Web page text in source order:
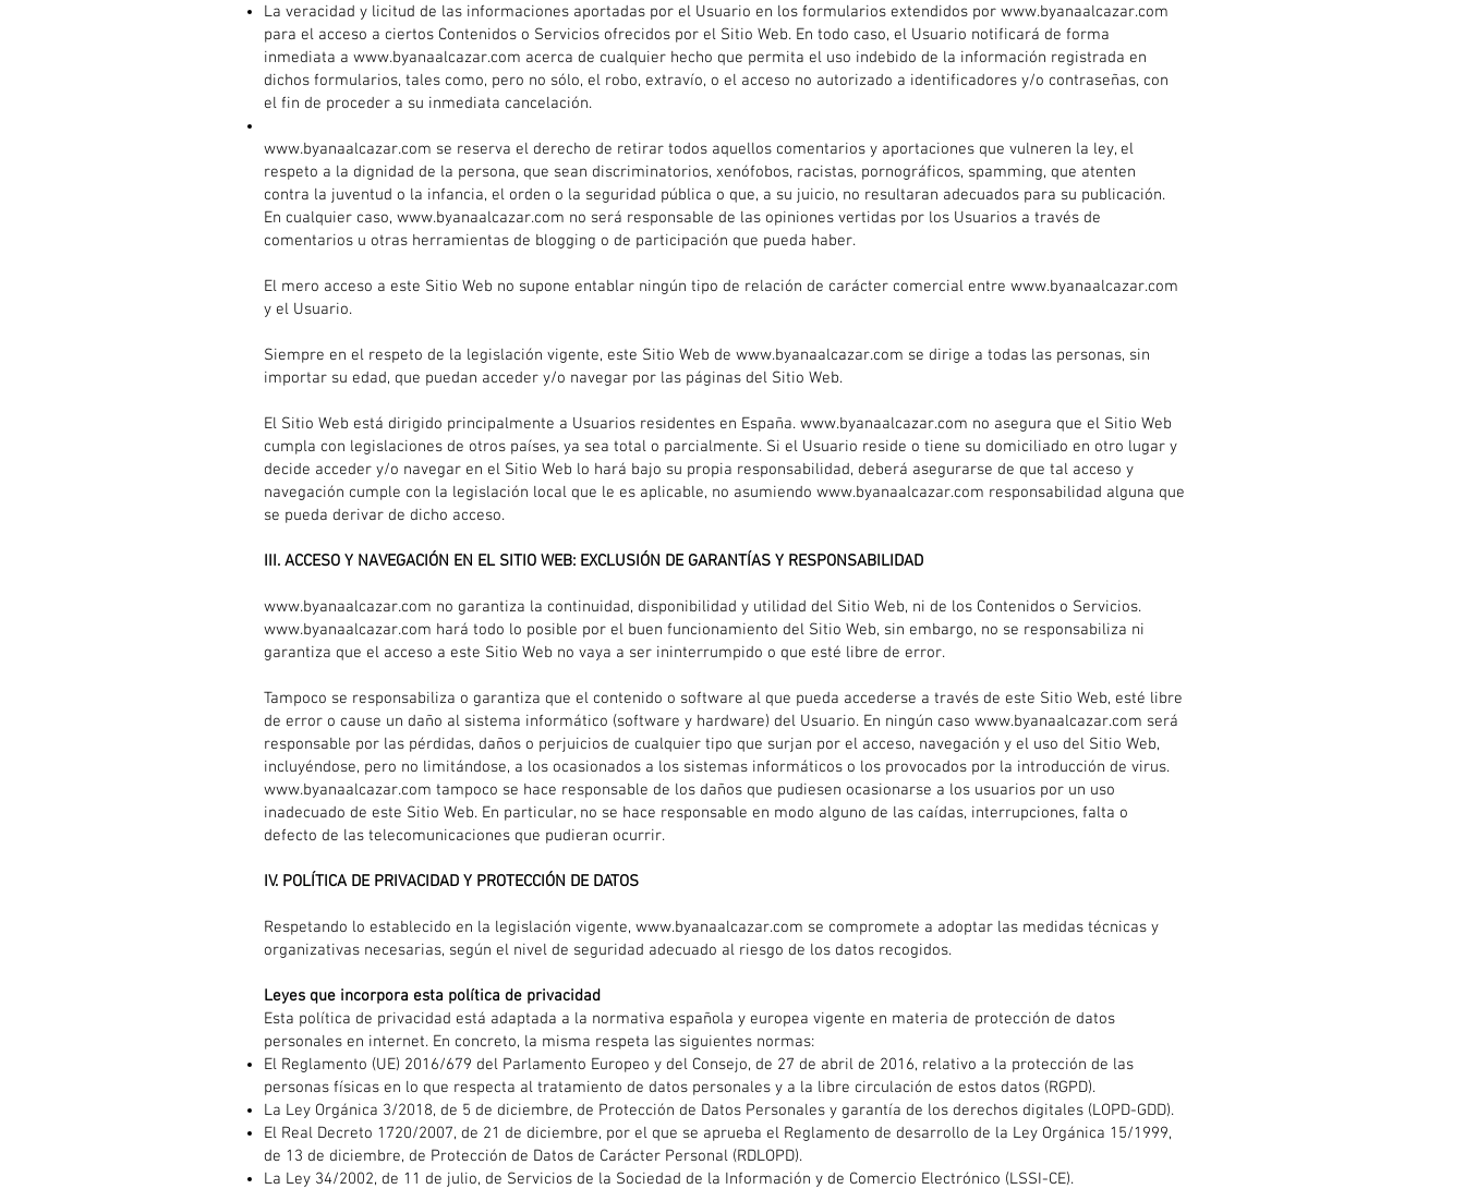
La veracidad y licitud de las informaciones aportadas por el Usuario en los formularios extendidos por www.byanaalcazar.com
para el acceso a ciertos Contenidos o Servicios ofrecidos por el Sitio Web. En todo caso, el Usuario notificará de forma
inmediata a www.byanaalcazar.com acerca de cualquier hecho que permita el uso indebido de la información registrada en
dichos formularios, tales como, pero no sólo, el robo, extravío, o el acceso no autorizado a identificadores y/o contraseñas, con
el fin de proceder a su inmediata cancelación.
www.byanaalcazar.com se reserva el derecho de retirar todos aquellos comentarios y aportaciones que vulneren la ley, el
respeto a la dignidad de la persona, que sean discriminatorios, xenófobos, racistas, pornográficos, spamming, que atenten
contra la juventud o la infancia, el orden o la seguridad pública o que, a su juicio, no resultaran adecuados para su publicación.
En cualquier caso, www.byanaalcazar.com no será responsable de las opiniones vertidas por los Usuarios a través de
comentarios u otras herramientas de blogging o de participación que pueda haber.
El mero acceso a este Sitio Web no supone entablar ningún tipo de relación de carácter comercial entre www.byanaalcazar.com
y el Usuario.
Siempre en el respeto de la legislación vigente, este Sitio Web de www.byanaalcazar.com se dirige a todas las personas, sin
importar su edad, que puedan acceder y/o navegar por las páginas del Sitio Web.
El Sitio Web está dirigido principalmente a Usuarios residentes en España. www.byanaalcazar.com no asegura que el Sitio Web
cumpla con legislaciones de otros países, ya sea total o parcialmente. Si el Usuario reside o tiene su domiciliado en otro lugar y
decide acceder y/o navegar en el Sitio Web lo hará bajo su propia responsabilidad, deberá asegurarse de que tal acceso y
navegación cumple con la legislación local que le es aplicable, no asumiendo www.byanaalcazar.com responsabilidad alguna que
se pueda derivar de dicho acceso.
III. ACCESO Y NAVEGACIÓN EN EL SITIO WEB: EXCLUSIÓN DE GARANTÍAS Y RESPONSABILIDAD
www.byanaalcazar.com no garantiza la continuidad, disponibilidad y utilidad del Sitio Web, ni de los Contenidos o Servicios.
www.byanaalcazar.com hará todo lo posible por el buen funcionamiento del Sitio Web, sin embargo, no se responsabiliza ni
garantiza que el acceso a este Sitio Web no vaya a ser ininterrumpido o que esté libre de error.
Tampoco se responsabiliza o garantiza que el contenido o software al que pueda accederse a través de este Sitio Web, esté libre
de error o cause un daño al sistema informático (software y hardware) del Usuario. En ningún caso www.byanaalcazar.com será
responsable por las pérdidas, daños o perjuicios de cualquier tipo que surjan por el acceso, navegación y el uso del Sitio Web,
incluyéndose, pero no limitándose, a los ocasionados a los sistemas informáticos o los provocados por la introducción de virus.
www.byanaalcazar.com tampoco se hace responsable de los daños que pudiesen ocasionarse a los usuarios por un uso
inadecuado de este Sitio Web. En particular, no se hace responsable en modo alguno de las caídas, interrupciones, falta o
defecto de las telecomunicaciones que pudieran ocurrir.
IV. POLÍTICA DE PRIVACIDAD Y PROTECCIÓN DE DATOS
Respetando lo establecido en la legislación vigente, www.byanaalcazar.com se compromete a adoptar las medidas técnicas y
organizativas necesarias, según el nivel de seguridad adecuado al riesgo de los datos recogidos.
Leyes que incorpora esta política de privacidad
Esta política de privacidad está adaptada a la normativa española y europea vigente en materia de protección de datos
personales en internet. En concreto, la misma respeta las siguientes normas:
El Reglamento (UE) 2016/679 del Parlamento Europeo y del Consejo, de 27 de abril de 2016, relativo a la protección de las
personas físicas en lo que respecta al tratamiento de datos personales y a la libre circulación de estos datos (RGPD).
La Ley Orgánica 3/2018, de 5 de diciembre, de Protección de Datos Personales y garantía de los derechos digitales (LOPD-GDD).
El Real Decreto 1720/2007, de 21 de diciembre, por el que se aprueba el Reglamento de desarrollo de la Ley Orgánica 15/1999,
de 13 de diciembre, de Protección de Datos de Carácter Personal (RDLOPD).
La Ley 34/2002, de 11 de julio, de Servicios de la Sociedad de la Información y de Comercio Electrónico (LSSI-CE).